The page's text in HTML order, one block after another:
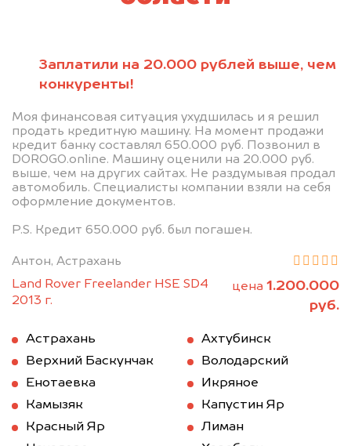
Заплатили на 20.000 рублей выше, чем
конкуренты!
Моя финансовая ситуация ухудшилась и я решил
продать кредитную машину. На момент продажи
кредит банку составлял 650.000 руб. Позвонил в
DOROGO.online. Машину оценили на 20.000 руб.
выше, чем на других сайтах. Не раздумывая продал
автомобиль. Специалисты компании взяли на себя
оформление документов.
P.S. Кредит 650.000 руб. был погашен.
Антон, Астрахань
Land Rover Freelander HSE SD4
2013 г.
цена 1.200.000
руб.
Астрахань
Ахтубинск
Верхний Баскунчак
Володарский
Енотаевка
Икряное
Камызяк
Капустин Яр
Красный Яр
Лиман